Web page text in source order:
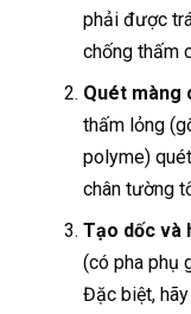
phải được
chống thấm
Quét màng
thấm lỏng
polyme)
chân tường
Tạo dốc và
(có pha phụ
Đặc biệt,